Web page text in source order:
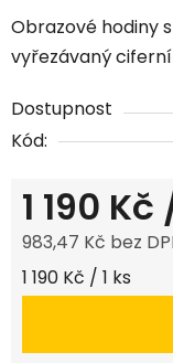
Obrazové hodiny
vyřezávaný
Dostupnost
Kód:
1 190 Kč
983,47 Kč bez
Měrná cena:
1 190 Kč / 1 ks